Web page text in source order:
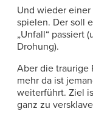
Und wieder
spielen. Der soll
„Unfall“ passiert
Drohung).
Aber die traurige
mehr da ist
weiterführt. Ziel
ganz zu